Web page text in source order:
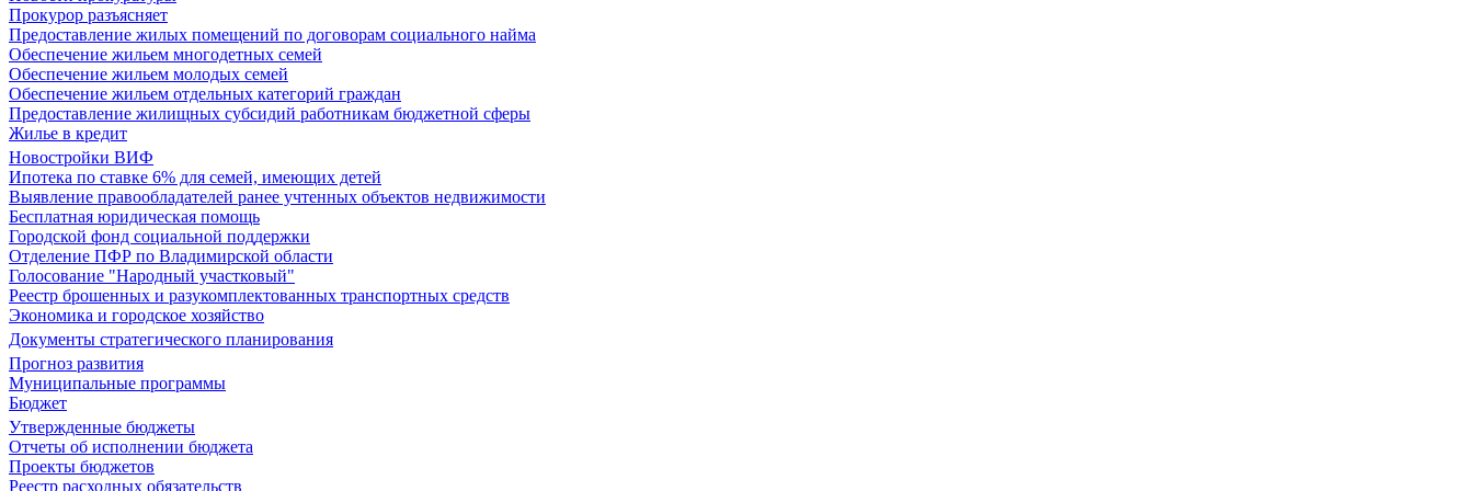
Прокурор разъясняет
Предоставление жилых помещений по договорам социального найма
Обеспечение жильем многодетных семей
Обеспечение жильем молодых семей
Обеспечение жильем отдельных категорий граждан
Предоставление жилищных субсидий работникам бюджетной сферы
Жилье в кредит
Новостройки ВИФ
Ипотека по ставке 6% для семей, имеющих детей
Выявление правообладателей ранее учтенных объектов недвижимости
Бесплатная юридическая помощь
Городской фонд социальной поддержки
Отделение ПФР по Владимирской области
Голосование "Народный участковый"
Реестр брошенных и разукомплектованных транспортных средств
Экономика и городское хозяйство
Документы стратегического планирования
Прогноз развития
Муниципальные программы
Бюджет
Утвержденные бюджеты
Отчеты об исполнении бюджета
Проекты бюджетов
Реестр расходных обязательств